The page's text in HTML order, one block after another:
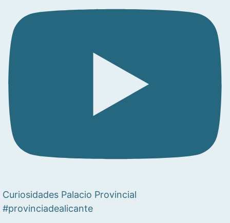
Curiosidades Palacio Provincial
#provinciadealicante